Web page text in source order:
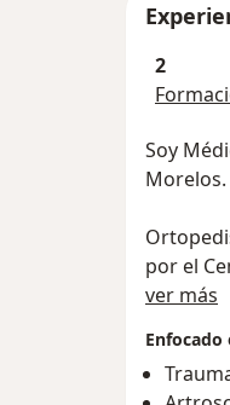
2
Soy
Morelos.
por el Centro
ver más
Enfocado